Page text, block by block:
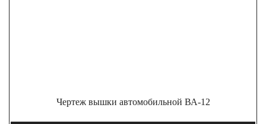
Чертеж вышки автомобильной ВА-12